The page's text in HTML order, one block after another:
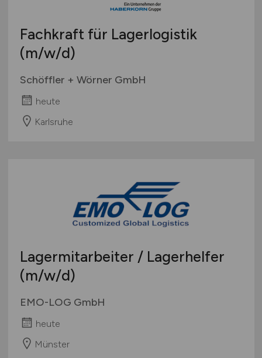
Fachkraft für Lagerlogistik
(m/w/d)
Schöffler + Wörner GmbH
heute
Karlsruhe
Lagermitarbeiter / Lagerhelfer
(m/w/d)
EMO-LOG GmbH
heute
Münster